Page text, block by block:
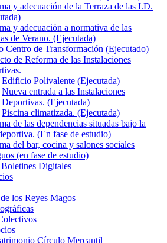
y adecuación de la Terraza de las I.D.
y adecuación a normativa de las
de Verano. (Ejecutada)
Centro de Transformación (Ejecutado)
de Reforma de las Instalaciones
Edificio Polivalente (Ejecutada)
Nueva entrada a las Instalaciones
Deportivas. (Ejecutada)
Piscina climatizada. (Ejecutada)
de las dependencias situadas bajo la
(En fase de estudio)
del bar, cocina y salones sociales
(en fase de estudio)
Digitales
los Reyes Magos
Círculo Mercantil